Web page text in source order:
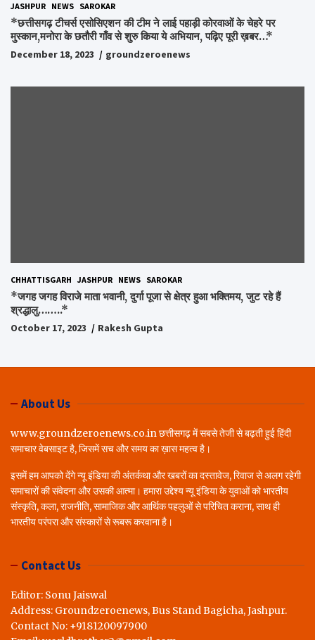
JASHPUR NEWS SAROKAR
*छत्तीसगढ़ टीचर्स एसोसिएशन की टीम ने लाई पहाड़ी कोरवाओं के चेहरे पर
मुस्कान,मनोरा के छतौरी गाँव से शुरु किया ये अभियान, पढ़िए पूरी ख़बर…*
December 18, 2023 groundzeroenews
CHHATTISGARH JASHPUR NEWS SAROKAR
*जगह जगह विराजे माता भवानी, दुर्गा पूजा से क्षेत्र हुआ भक्तिमय, जुट रहे हैं
श्रद्धालु……..*
October 17, 2023 Rakesh Gupta
About Us
www.groundzeroenews.co.in छत्तीसगढ़ में सबसे तेजी से बढ़ती हुई हिंदी
समाचार वेबसाइट है, जिसमें सच और समय का ख़ास महत्व है।
इसमें हम आपको देंगे न्यू इंडिया की अंतर्कथा और खबरों का दस्तावेज, रिवाज से अलग रहेगी
समाचारों की संवेदना और उसकी आत्मा। हमारा उद्देश्य न्यू इंडिया के युवाओं को भारतीय
संस्कृति, कला, राजनीति, सामाजिक और आर्थिक पहलुओं से परिचित कराना, साथ ही
भारतीय परंपरा और संस्कारों से रूबरू करवाना है।
Contact Us
Editor: Sonu Jaiswal
Address: Groundzeroenews, Bus Stand Bagicha, Jashpur.
Contact No: +918120097900